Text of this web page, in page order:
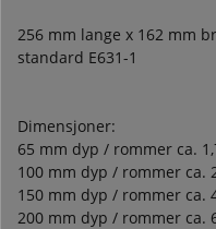
256 mm lange x 162 mm
standard E631-1
Dimensjoner:
65 mm dyp / rommer ca.
100 mm dyp / rommer ca.
150 mm dyp / rommer ca.
200 mm dyp / rommer ca.